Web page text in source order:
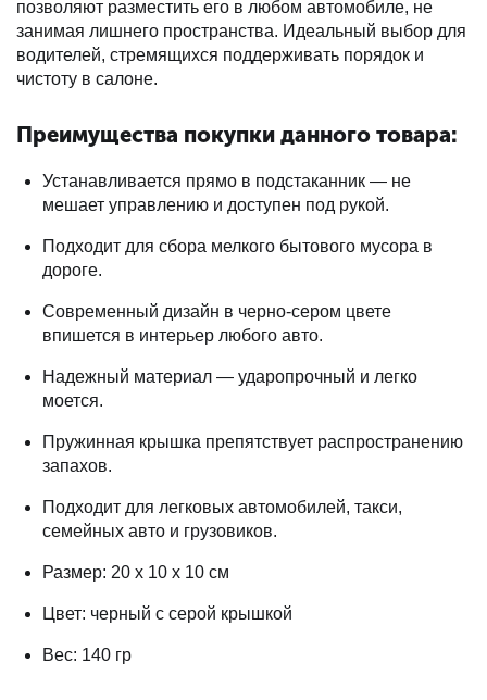
позволяют разместить его в любом автомобиле, не
занимая лишнего пространства. Идеальный выбор для
водителей, стремящихся поддерживать порядок и
чистоту в салоне.
Преимущества покупки данного товара:
Устанавливается прямо в подстаканник — не
мешает управлению и доступен под рукой.
Подходит для сбора мелкого бытового мусора в
дороге.
Современный дизайн в черно-сером цвете
впишется в интерьер любого авто.
Надежный материал — ударопрочный и легко
моется.
Пружинная крышка препятствует распространению
запахов.
Подходит для легковых автомобилей, такси,
семейных авто и грузовиков.
Размер: 20 х 10 х 10 см
Цвет: черный с серой крышкой
Вес: 140 гр